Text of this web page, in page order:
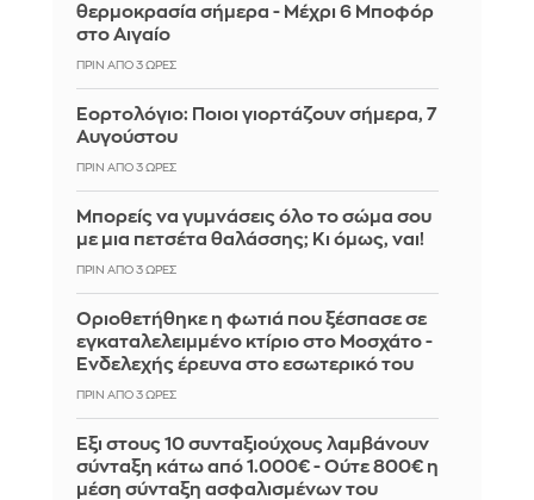
θερμοκρασία σήμερα - Μέχρι 6 Μποφόρ
στο Αιγαίο
ΠΡΙΝ ΑΠΌ 3 ΏΡΕΣ
Εορτολόγιο: Ποιοι γιορτάζουν σήμερα, 7
Αυγούστου
ΠΡΙΝ ΑΠΌ 3 ΏΡΕΣ
Μπορείς να γυμνάσεις όλο το σώμα σου
με μια πετσέτα θαλάσσης; Κι όμως, ναι!
ΠΡΙΝ ΑΠΌ 3 ΏΡΕΣ
Οριοθετήθηκε η φωτιά που ξέσπασε σε
εγκαταλελειμμένο κτίριο στο Μοσχάτο -
Ενδελεχής έρευνα στο εσωτερικό του
ΠΡΙΝ ΑΠΌ 3 ΏΡΕΣ
Έξι στους 10 συνταξιούχους λαμβάνουν
σύνταξη κάτω από 1.000€ - Ούτε 800€ η
μέση σύνταξη ασφαλισμένων του